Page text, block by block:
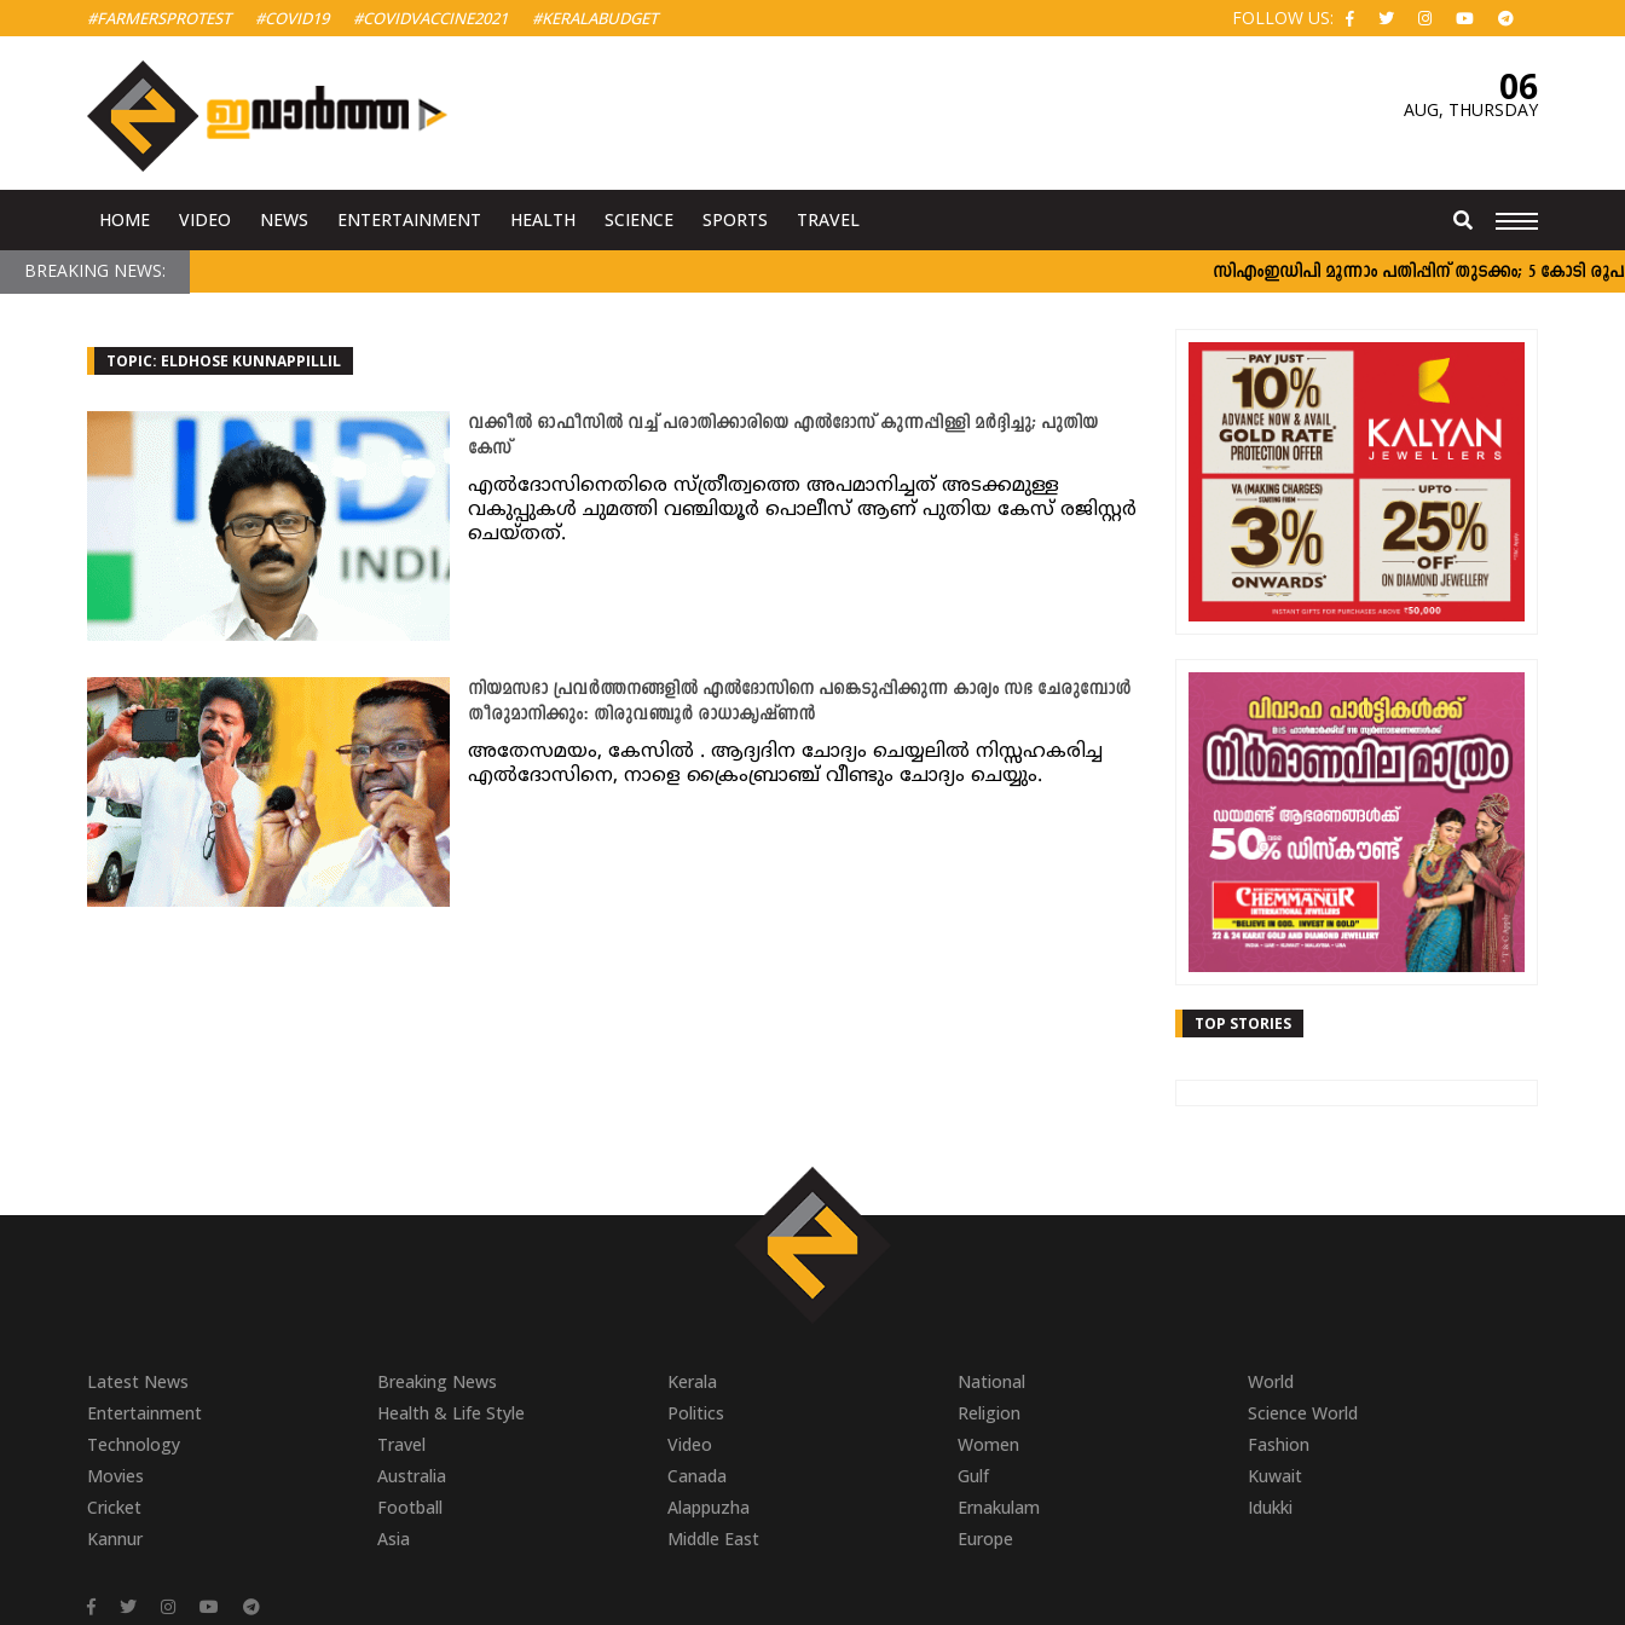
#FARMERSPROTEST #COVID19 #COVIDVACCINE2021 #KERALABUDGET FOLLOW US:
06
AUG, THURSDAY
HOME VIDEO NEWS ENTERTAINMENT HEALTH SCIENCE SPORTS TRAVEL
BREAKING NEWS: സി‌എംഇഡിപി മൂന്നാം പതിപ്പിന് തുടക്കം; 5 കോടി രൂപ
TOPIC: ELDHOSE KUNNAPPILLIL
വക്കീൽ ഓഫീസിൽ വച്ച് പരാതിക്കാരിയെ എൽദോസ് കുന്നപ്പിള്ളി മർദ്ദിച്ചു; പുതിയ
കേസ്
എൽദോസിനെതിരെ സ്ത്രീത്വത്തെ അപമാനിച്ചത് അടക്കമുള്ള
വകുപ്പുകൾ ചുമത്തി വഞ്ചിയൂർ പൊലീസ് ആണ് പുതിയ കേസ് രജിസ്റ്റർ
ചെയ്തത്.
നിയമസഭാ പ്രവർത്തനങ്ങളിൽ എൽദോസിനെ പങ്കെടുപ്പിക്കുന്ന കാര്യം സഭ ചേരുമ്പോൾ
തീരുമാനിക്കും: തിരുവഞ്ചൂർ രാധാകൃഷ്ണൻ
അതേസമയം, കേസിൽ . ആദ്യദിന ചോദ്യം ചെയ്യലിൽ നിസ്സഹകരിച്ച
എൽദോസിനെ, നാളെ ക്രൈംബ്രാഞ്ച് വീണ്ടും ചോദ്യം ചെയ്യും.
TOP STORIES
Latest News Breaking News Kerala National
World
Entertainment
Health & Life Style Politics Religion
Science World
Technology
Travel Video Women
Fashion
Movies
Australia Canada Gulf
Kuwait
Cricket
Football Alappuzha Ernakulam
Idukki
Kannur
Asia Middle East Europe